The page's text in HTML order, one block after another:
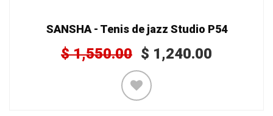
SANSHA - Tenis de jazz Studio P54
$1,550.00 $ 1,240.00